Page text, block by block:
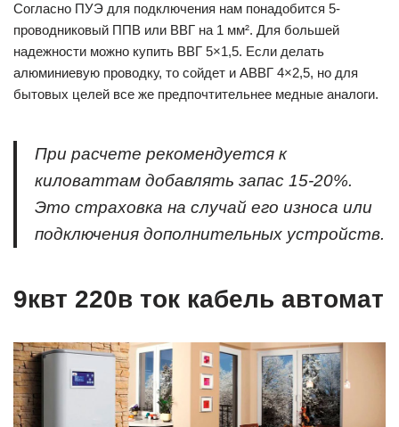
Согласно ПУЭ для подключения нам понадобится 5-
проводниковый ППВ или ВВГ на 1 мм². Для большей
надежности можно купить ВВГ 5×1,5. Если делать
алюминиевую проводку, то сойдет и АВВГ 4×2,5, но для
бытовых целей все же предпочтительнее медные аналоги.
При расчете рекомендуется к
киловаттам добавлять запас 15-20%.
Это страховка на случай его износа или
подключения дополнительных устройств.
9квт 220в ток кабель автомат